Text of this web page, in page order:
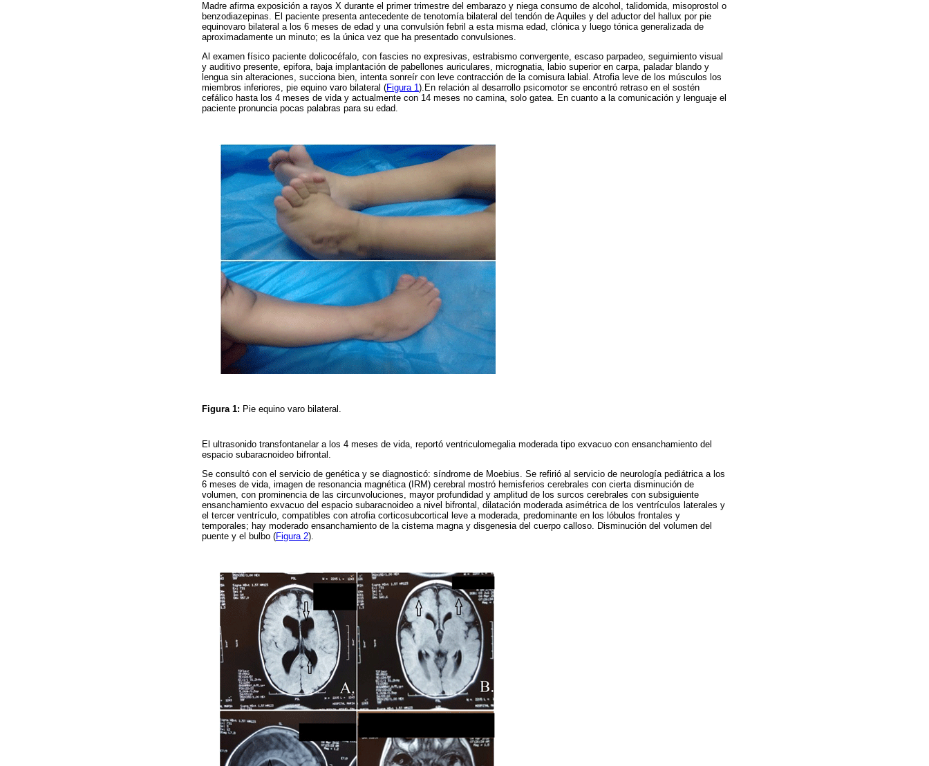
Madre afirma exposición a rayos X durante el primer trimestre del embarazo y niega consumo de alcohol, talidomida, misoprostol o
benzodiazepinas. El paciente presenta antecedente de tenotomía bilateral del tendón de Aquiles y del aductor del hallux por pie
equinovaro bilateral a los 6 meses de edad y una convulsión febril a esta misma edad, clónica y luego tónica generalizada de
aproximadamente un minuto; es la única vez que ha presentado convulsiones.
Al examen físico paciente dolicocéfalo, con fascies no expresivas, estrabismo convergente, escaso parpadeo, seguimiento visual
y auditivo presente, epifora, baja implantación de pabellones auriculares, micrognatia, labio superior en carpa, paladar blando y
lengua sin alteraciones, succiona bien, intenta sonreír con leve contracción de la comisura labial. Atrofia leve de los músculos los
miembros inferiores, pie equino varo bilateral (Figura 1).En relación al desarrollo psicomotor se encontró retraso en el sostén
cefálico hasta los 4 meses de vida y actualmente con 14 meses no camina, solo gatea. En cuanto a la comunicación y lenguaje el
paciente pronuncia pocas palabras para su edad.
Figura 1: Pie equino varo bilateral.
El ultrasonido transfontanelar a los 4 meses de vida, reportó ventriculomegalia moderada tipo exvacuo con ensanchamiento del
espacio subaracnoideo bifrontal.
Se consultó con el servicio de genética y se diagnosticó: síndrome de Moebius. Se refirió al servicio de neurología pediátrica a los
6 meses de vida, imagen de resonancia magnética (IRM) cerebral mostró hemisferios cerebrales con cierta disminución de
volumen, con prominencia de las circunvoluciones, mayor profundidad y amplitud de los surcos cerebrales con subsiguiente
ensanchamiento exvacuo del espacio subaracnoideo a nivel bifrontal, dilatación moderada asimétrica de los ventrículos laterales y
el tercer ventrículo, compatibles con atrofia corticosubcortical leve a moderada, predominante en los lóbulos frontales y
temporales; hay moderado ensanchamiento de la cisterna magna y disgenesia del cuerpo calloso. Disminución del volumen del
puente y el bulbo (Figura 2).